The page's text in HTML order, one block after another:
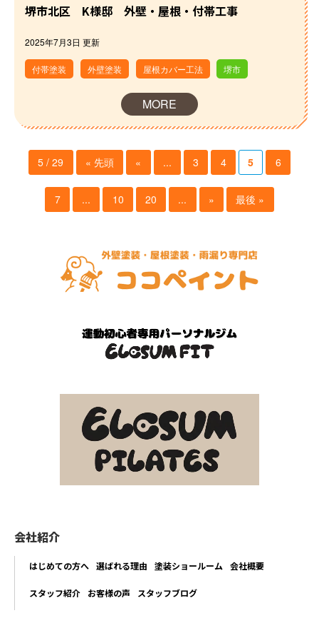
堺市北区 K様邸 外壁・屋根・付帯工事
2025年7月3日 更新
付帯塗装 外壁塗装 屋根カバー工法 堺市
MORE
5 / 29 « 先頭 « ... 3 4 5 6
7 ... 10 20 ... » 最後 »
会社紹介
はじめての方へ 選ばれる理由 塗装ショールーム 会社概要
スタッフ紹介 お客様の声 スタッフブログ